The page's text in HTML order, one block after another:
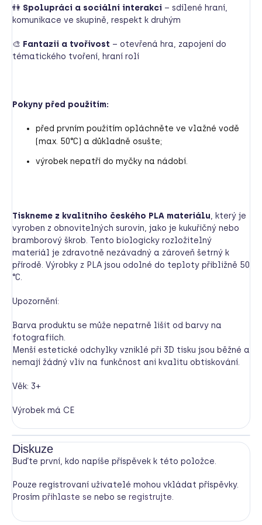
👫 Spolupráci a sociální interakci – sdílené hraní,
komunikace ve skupině, respekt k druhým
🎨 Fantazii a tvořivost – otevřená hra, zapojení do
tématického tvoření, hraní rolí
Pokyny před použitím:
před prvním použitím opláchněte ve vlažné vodě
(max. 50°C) a důkladně osušte;
výrobek nepatří do myčky na nádobí.
Tiskneme z kvalitního českého PLA materiálu, který je
vyroben z obnovitelných surovin, jako je kukuřičný nebo
bramborový škrob. Tento biologicky rozložitelný
materiál je zdravotně nezávadný a zároveň šetrný k
přírodě. Výrobky z PLA jsou odolné do teploty přibližně 50
°C.
Upozornění:
Barva produktu se může nepatrně lišit od barvy na
fotografiích.
Menší estetické odchylky vzniklé při 3D tisku jsou běžné a
nemají žádný vliv na funkčnost ani kvalitu obtiskování.
Věk: 3+
Výrobek má CE
Diskuze
Buďte první, kdo napíše příspěvek k této položce.
Pouze registrovaní uživatelé mohou vkládat příspěvky.
Prosím přihlaste se nebo se registrujte.